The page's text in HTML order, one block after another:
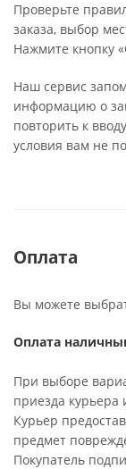
Проверьте
заказа, выбор
Нажмите кнопку
Наш сервис
информацию о
повторить к
условия вам не
Оплата
Вы можете
Оплата
При выборе
приезда курьера
Курьер
предмет
Покупатель